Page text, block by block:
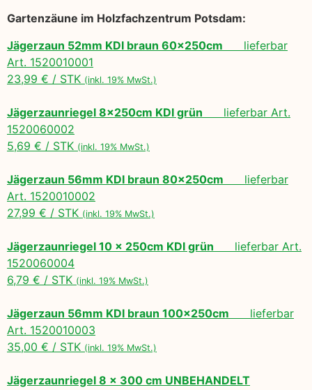
Gartenzäune im Holzfachzentrum Potsdam:
Jägerzaun 52mm KDI braun 60x250cm lieferbar
Art. 1520010001
23,99 € / STK (inkl. 19% MwSt.)
Jägerzaunriegel 8x250cm KDI grün lieferbar Art.
1520060002
5,69 € / STK (inkl. 19% MwSt.)
Jägerzaun 56mm KDI braun 80x250cm lieferbar
Art. 1520010002
27,99 € / STK (inkl. 19% MwSt.)
Jägerzaunriegel 10 x 250cm KDI grün lieferbar Art.
1520060004
6,79 € / STK (inkl. 19% MwSt.)
Jägerzaun 56mm KDI braun 100x250cm lieferbar
Art. 1520010003
35,00 € / STK (inkl. 19% MwSt.)
Jägerzaunriegel 8 x 300 cm UNBEHANDELT